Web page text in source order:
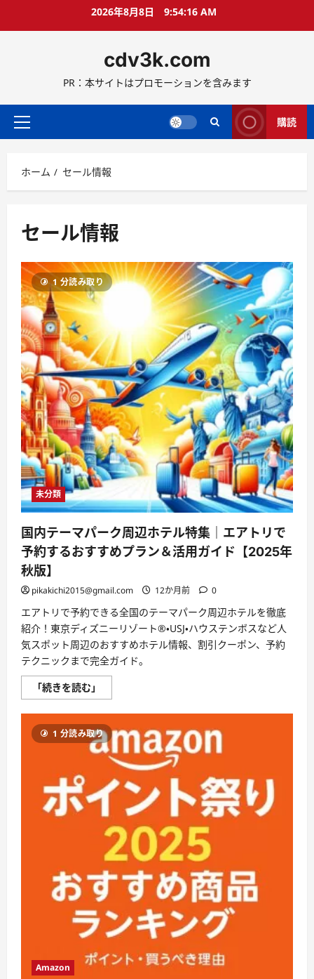
ス
ッ
2026年8月8日 9:54:17 AM
cdv3k.com
PR：本サイトはプロモーションを含みます
メ
メ
ニ
ー
購読
ホーム セール情報
セール情報
1 分読み取り
未分類
国内テーマパーク周辺ホテル特集｜エアトリで
予約するおすすめプラン＆活用ガイド【2025年
秋版】
pikakichi2015@gmail.com 12か月前 0
エアトリで予約できる全国のテーマパーク周辺ホテルを徹底
紹介！東京ディズニーリゾート®・USJ・ハウステンボスなど人
気スポット周辺のおすすめホテル情報、割引クーポン、予約
テクニックまで完全ガイド。
「続きを読む」
内
ー
マ
パ
ー
ク
周
ホ
テ
ル
特
集
｜
ア
ト
リ
で
予
約
す
る
お
す
す
め
プ
1 分読み取り
Amazon